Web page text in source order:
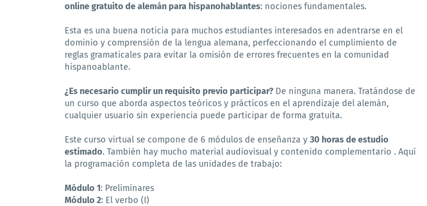
online gratuito de alemán para hispanohablantes: nociones fundamentales.
Esta es una buena noticia para muchos estudiantes interesados en adentrarse en el
dominio y comprensión de la lengua alemana, perfeccionando el cumplimiento de
reglas gramaticales para evitar la omisión de errores frecuentes en la comunidad
hispanoablante.
¿Es necesario cumplir un requisito previo participar? De ninguna manera. Tratándose de
un curso que aborda aspectos teóricos y prácticos en el aprendizaje del alemán,
cualquier usuario sin experiencia puede participar de forma gratuita.
Este curso virtual se compone de 6 módulos de enseñanza y 30 horas de estudio
estimado. También hay mucho material audiovisual y contenido complementario . Aquí
la programación completa de las unidades de trabajo:
Módulo 1: Preliminares
Módulo 2: El verbo (I)